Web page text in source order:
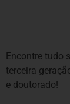
Encontre tudo
terceira
e doutorado!